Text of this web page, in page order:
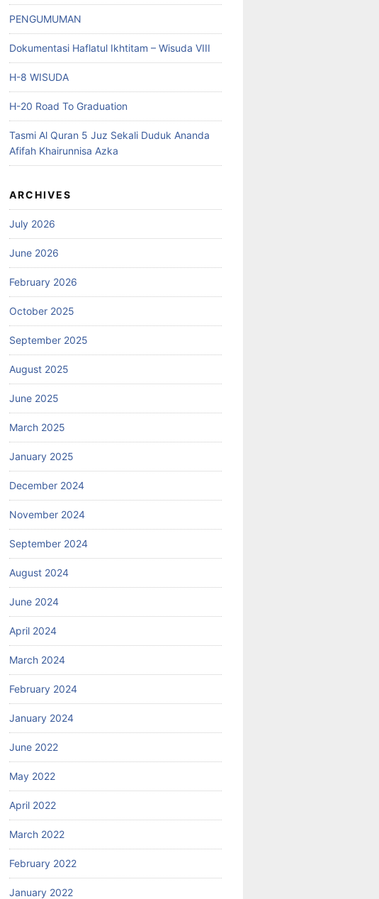
PENGUMUMAN
Dokumentasi Haflatul Ikhtitam – Wisuda VIII
H-8 WISUDA
H-20 Road To Graduation
Tasmi Al Quran 5 Juz Sekali Duduk Ananda
Afifah Khairunnisa Azka
ARCHIVES
July 2026
June 2026
February 2026
October 2025
September 2025
August 2025
June 2025
March 2025
January 2025
December 2024
November 2024
September 2024
August 2024
June 2024
April 2024
March 2024
February 2024
January 2024
June 2022
May 2022
April 2022
March 2022
February 2022
January 2022